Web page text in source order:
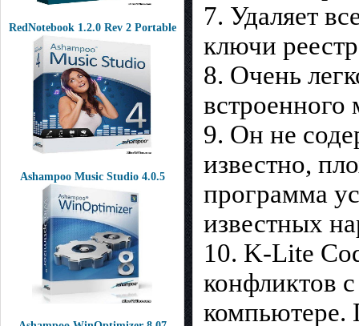
RedNotebook 1.2.0 Rev 2 Portable
Ashampoo Music Studio 4.0.5
7. Удаляет
ключи
8. Очень
встроенного
9. Он не
известно,
программа
известных
10. K-Lite
конфликтов
компьютере.